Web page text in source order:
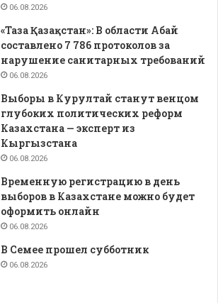
06.08.2026
«Таза Қазақстан»: В области Абай
составлено 7 786 протоколов за
нарушение санитарных требований
06.08.2026
Выборы в Курултай станут венцом
глубоких политических реформ
Казахстана — эксперт из
Кыргызстана
06.08.2026
Временную регистрацию в день
выборов в Казахстане можно будет
оформить онлайн
06.08.2026
В Семее прошел субботник
06.08.2026